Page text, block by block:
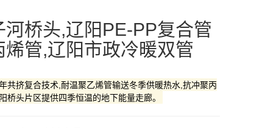
桥头,辽阳PE-PP复合管
管,辽阳市政冷暖双管
共挤复合技术,耐温聚乙烯管输送冬季供暖热水,抗冲聚丙
头片区提供四季恒温的地下能量走廊。